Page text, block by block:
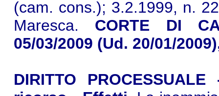
(cam. cons.); 3.2.1999, n.
Maresca. CORTE DI
05/03/2009 (Ud. 20/01/
DIRITTO